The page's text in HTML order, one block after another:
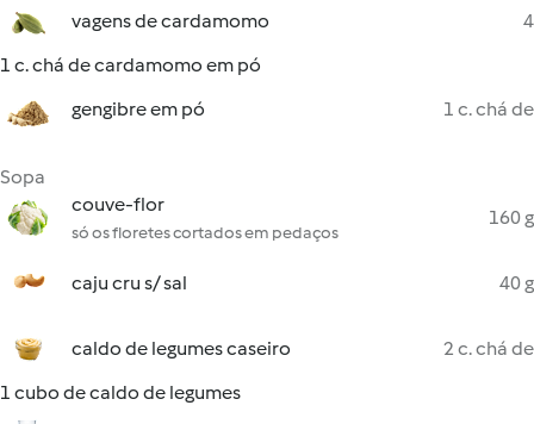
vagens de cardamomo
4
1 c. chá de cardamomo em pó
gengibre em pó
1 c. chá de
Sopa
couve-flor
só os floretes cortados em pedaços
160 g
caju cru s/ sal 40 g
caldo de legumes caseiro
2 c. chá de
1 cubo de caldo de legumes